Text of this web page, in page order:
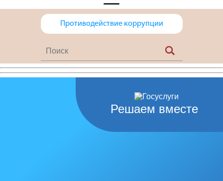
Противодействие коррупции
Решаем вместе